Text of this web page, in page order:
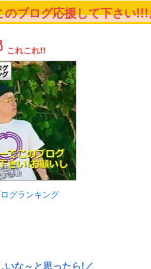
ブログ応援して下さい
これこれ!!
グランキング
いな～と思ったら!／